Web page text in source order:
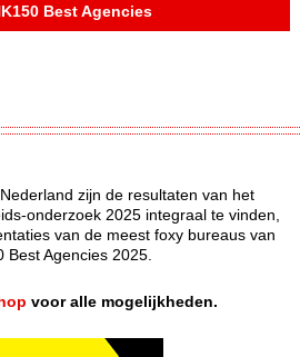
Best Agencies
zijn de resultaten van het
onderzoek 2025 integraal te vinden,
van de meest foxy bureaus van
Agencies 2025.
voor alle mogelijkheden.